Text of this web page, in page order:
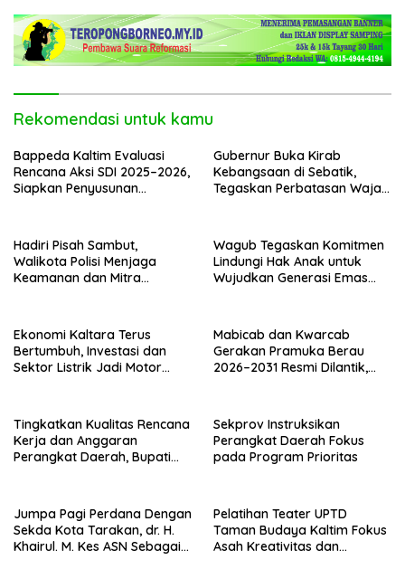
Rekomendasi untuk kamu
Bappeda Kaltim Evaluasi
Rencana Aksi SDI 2025–2026,
Siapkan Penyusunan
Gubernur Buka Kirab
Kebangsaan di Sebatik,
Tegaskan Perbatasan Wajah
Hadiri Pisah Sambut,
Walikota Polisi Menjaga
Keamanan dan Mitra
Wagub Tegaskan Komitmen
Lindungi Hak Anak untuk
Wujudkan Generasi Emas
Ekonomi Kaltara Terus
Bertumbuh, Investasi dan
Sektor Listrik Jadi Motor
Mabicab dan Kwarcab
Gerakan Pramuka Berau
2026–2031 Resmi Dilantik,
Tingkatkan Kualitas Rencana
Kerja dan Anggaran
Perangkat Daerah, Bupati
Sekprov Instruksikan
Perangkat Daerah Fokus
pada Program Prioritas
Jumpa Pagi Perdana Dengan
Sekda Kota Tarakan, dr. H.
Khairul. M. Kes ASN Sebagai
Pelatihan Teater UPTD
Taman Budaya Kaltim Fokus
Asah Kreativitas dan